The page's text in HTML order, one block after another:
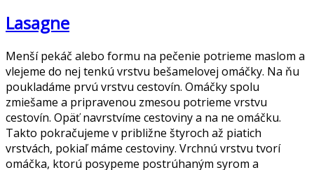
Lasagne
Menší pekáč alebo formu na pečenie potrieme maslom a
vlejeme do nej tenkú vrstvu bešamelovej omáčky. Na ňu
poukladáme prvú vrstvu cestovín. Omáčky spolu
zmiešame a pripravenou zmesou potrieme vrstvu
cestovín. Opäť navrstvíme cestoviny a na ne omáčku.
Takto pokračujeme v približne štyroch až piatich
vrstvách, pokiaľ máme cestoviny. Vrchnú vrstvu tvorí
omáčka, ktorú posypeme postrúhaným syrom a